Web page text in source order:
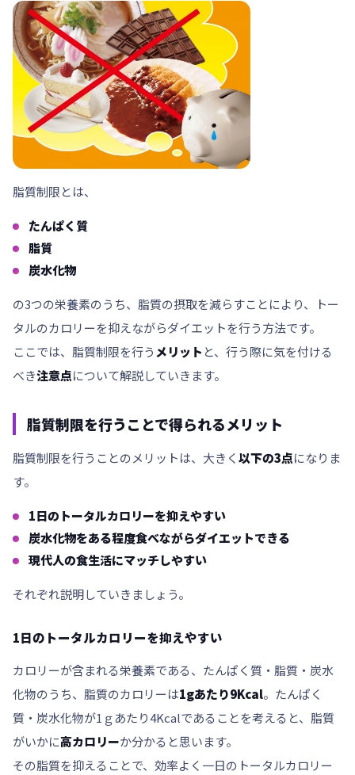
脂質制限とは、
たんぱく質
脂質
炭水化物
の3つの栄養素のうち、 脂質の摂取を減らすことにより、トー
タルのカロリーを抑えながらダイエットを行う方法です。
ここでは、脂質制限を行う メリット と、行う際に気を付ける
べき注意点について解説していきます。
脂質制限を行うことで得られるメリット
脂質制限を行うことのメリットは、大きく以下の3点になりま
す。
1日の トータルカロリーを抑えやすい
炭水化物をある程度食べながらダイエットできる
現代人の食生活にマッチしやすい
それぞれ説明していきましょう。
1日のトータルカロリーを抑えやすい
カロリーが含まれる栄養素である、たんぱく質・脂質・炭水
化物のうち、脂質のカロリーは1gあたり9Kcal。たんぱく
質・炭水化物が1ｇあたり4Kcalであることを考えると、脂質
がいかに高カロリーか分かると思います。
その脂質を抑える ことで、効率よく一日の トータルカロリー